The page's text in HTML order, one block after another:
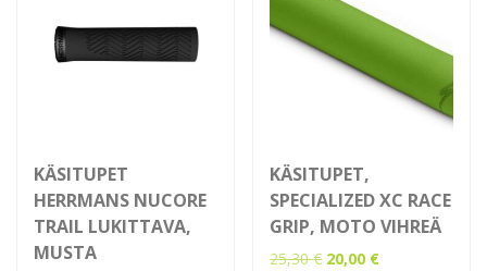
KÄSITUPET
HERRMANS NUCORE
TRAIL LUKITTAVA,
MUSTA
KÄSITUPET,
SPECIALIZED XC RACE
GRIP, MOTO VIHREÄ
25,30€ Alkuperäinen
20,00 €Nykyinen